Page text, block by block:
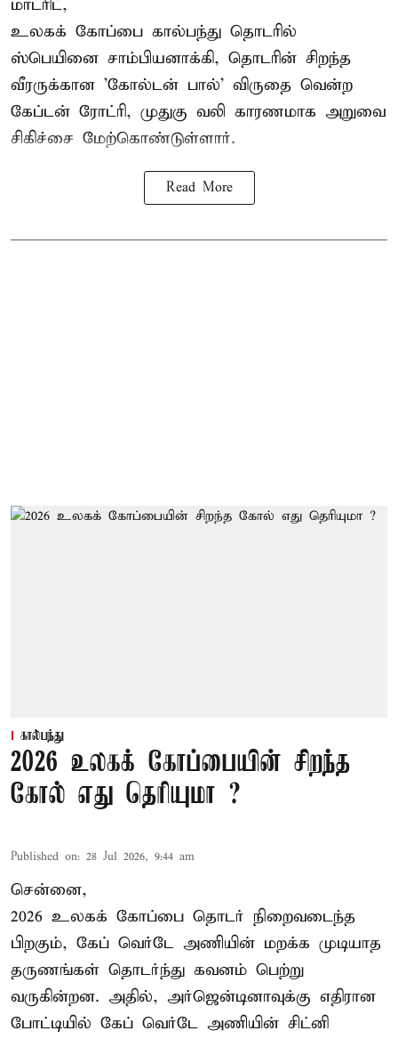
மாட்ரிட்,
உலகக் கோப்பை கால்பந்து தொடரில்
ஸ்பெயினை சாம்பியனாக்கி, தொடரின் சிறந்த
வீரருக்கான 'கோல்டன் பால்' விருதை வென்ற
கேப்டன் ரோட்ரி, முதுகு வலி காரணமாக அறுவை
சிகிச்சை மேற்கொண்டுள்ளார்.
Read More
கால்பந்து
2026 உலகக் கோப்பையின் சிறந்த
கோல் எது தெரியுமா ?
Published on: 28 Jul 2026, 9:44 am
சென்னை,
2026 உலகக் கோப்பை தொடர் நிறைவடைந்த
பிறகும், கேப் வெர்டே அணியின் மறக்க முடியாத
தருணங்கள் தொடர்ந்து கவனம் பெற்று
வருகின்றன. அதில், அர்ஜென்டினாவுக்கு எதிரான
போட்டியில் கேப் வெர்டே அணியின் சிட்னி